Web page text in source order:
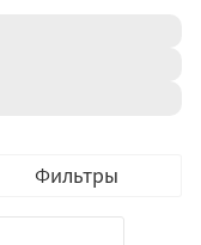
Фильтры